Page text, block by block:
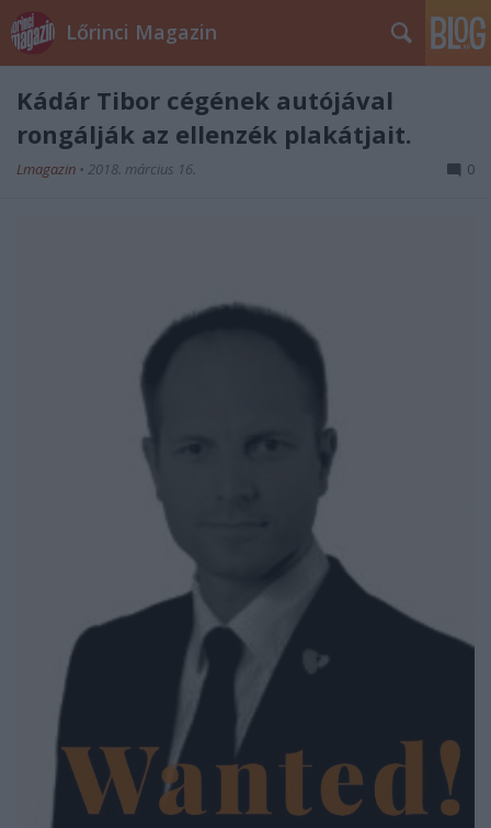
Lőrinci Magazin
Kádár Tibor cégének autójával
rongálják az ellenzék plakátjait.
Lmagazin • 2018. március 16. 0